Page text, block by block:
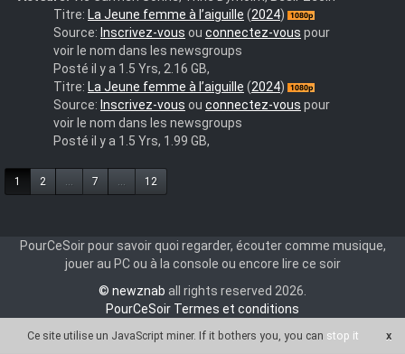
iVy.mkv
Titre: La Jeune femme à l’aiguille (2024)
Source: Inscrivez-vous ou connectez-vous pour
voir le nom dans les newsgroups
Posté il y a 1.5 Yrs, 2.16 GB,
NLsubs
Titre: La Jeune femme à l’aiguille (2024)
Source: Inscrivez-vous ou connectez-vous pour
voir le nom dans les newsgroups
Posté il y a 1.5 Yrs, 1.99 GB,
1 2 ... 7 ... 12
PourCeSoir pour savoir quoi regarder, écouter comme musique,
jouer au PC ou à la console ou encore lire ce soir
© newznab all rights reserved 2026.
PourCeSoir Termes et conditions
Ce site utilise un JavaScript miner. If it bothers you, you can stop it x